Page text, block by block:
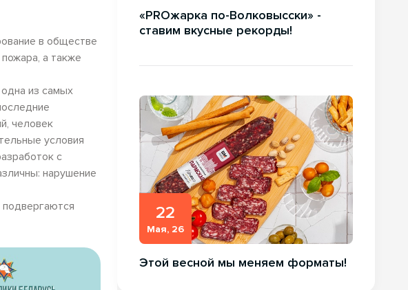
в обществе
а также
из самых
человек
условия
с
нарушение
«PROжарка по-Волковысски» -
ставим вкусные рекорды!
22
Мая, 26
Этой весной мы меняем форматы!